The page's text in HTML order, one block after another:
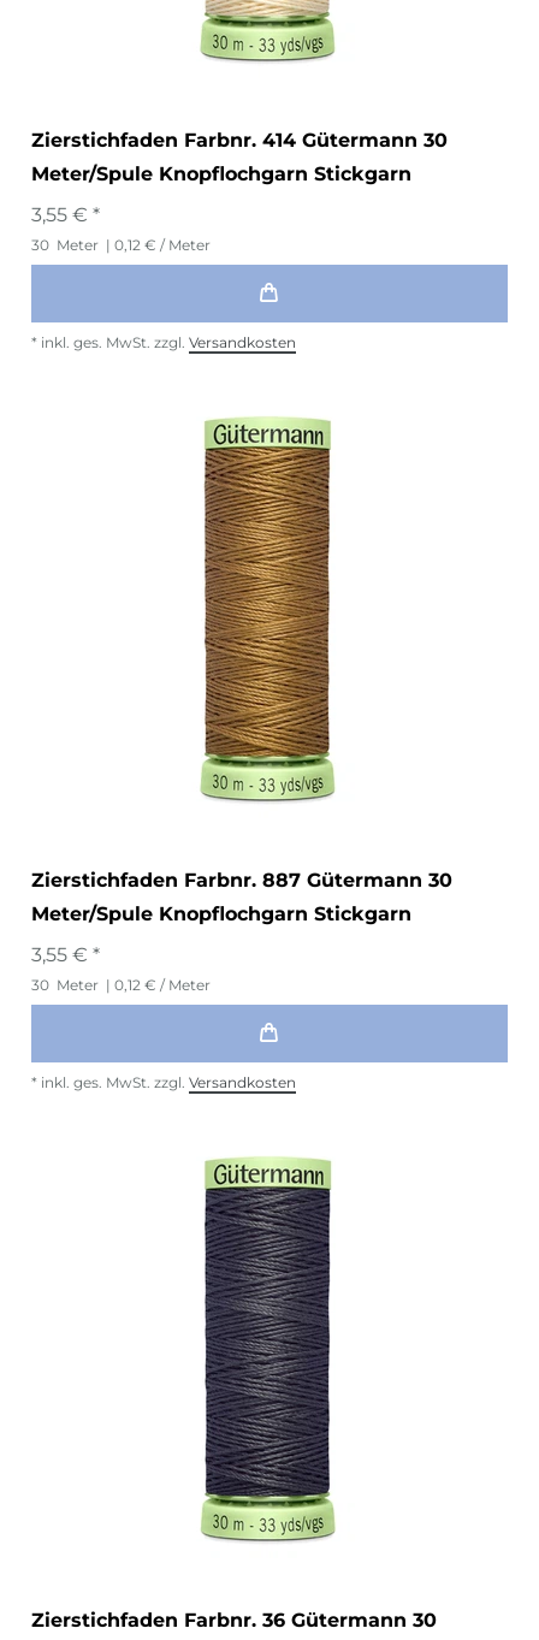
Zierstichfaden Farbnr. 414 Gütermann 30
Meter/Spule Knopflochgarn Stickgarn
3,55 € *
30 Meter | 0,12 € / Meter
* inkl. ges. MwSt. zzgl. Versandkosten
Zierstichfaden Farbnr. 887 Gütermann 30
Meter/Spule Knopflochgarn Stickgarn
3,55 € *
30 Meter | 0,12 € / Meter
* inkl. ges. MwSt. zzgl. Versandkosten
Zierstichfaden Farbnr. 36 Gütermann 30